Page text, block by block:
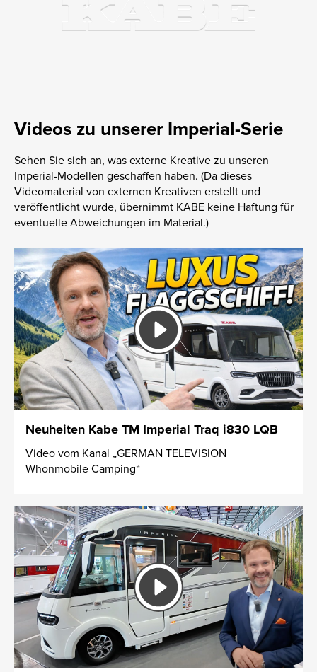
Videos zu unserer Imperial-Serie
Sehen Sie sich an, was externe Kreative zu unseren
Imperial-Modellen geschaffen haben. (Da dieses
Videomaterial von externen Kreativen erstellt und
veröffentlicht wurde, übernimmt KABE keine Haftung für
eventuelle Abweichungen im Material.)
Neuheiten Kabe TM Imperial Traq i830 LQB
Video vom Kanal „GERMAN TELEVISION
Whonmobile Camping“